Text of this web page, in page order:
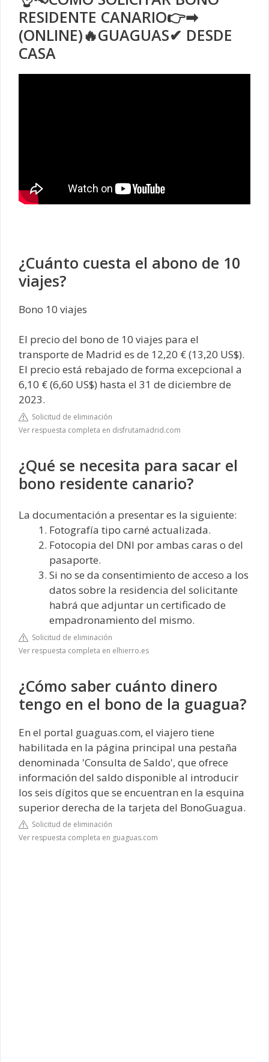
RESIDENTE CANARIO👉➡
(ONLINE)🔥GUAGUAS✔ DESDE
CASA
¿Cuánto cuesta el abono de 10
viajes?
Bono 10 viajes
El precio del bono de 10 viajes para el
transporte de Madrid es de 12,20 € (13,20 US$).
El precio está rebajado de forma excepcional a
6,10 € (6,60 US$) hasta el 31 de diciembre de
2023.
Solicitud de eliminación
Ver respuesta completa en disfrutamadrid.com
¿Qué se necesita para sacar el
bono residente canario?
La documentación a presentar es la siguiente:
Fotografía tipo carné actualizada.
Fotocopia del DNI por ambas caras o del
pasaporte.
Si no se da consentimiento de acceso a los
datos sobre la residencia del solicitante
habrá que adjuntar un certificado de
empadronamiento del mismo.
Solicitud de eliminación
Ver respuesta completa en elhierro.es
¿Cómo saber cuánto dinero
tengo en el bono de la guagua?
En el portal guaguas.com, el viajero tiene
habilitada en la página principal una pestaña
denominada 'Consulta de Saldo', que ofrece
información del saldo disponible al introducir
los seis dígitos que se encuentran en la esquina
superior derecha de la tarjeta del BonoGuagua.
Solicitud de eliminación
Ver respuesta completa en guaguas.com